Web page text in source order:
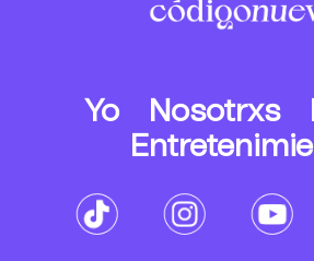
Yo Nosotrxs